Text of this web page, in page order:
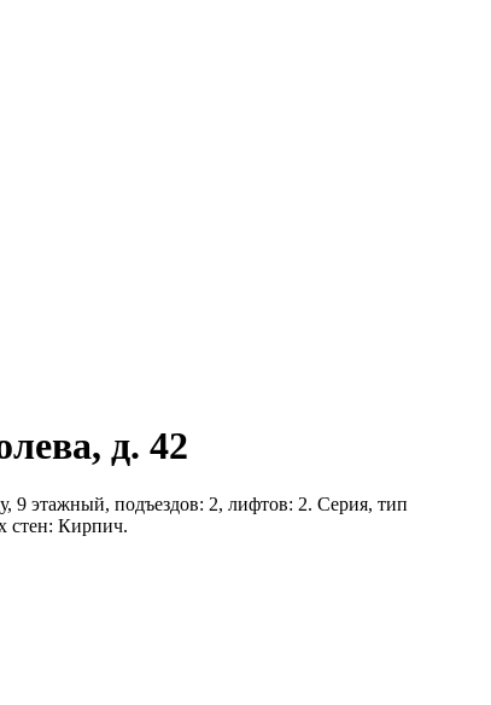
д. 42
9 этажный, подъездов: 2, лифтов: 2. Серия, тип
стен: Кирпич.